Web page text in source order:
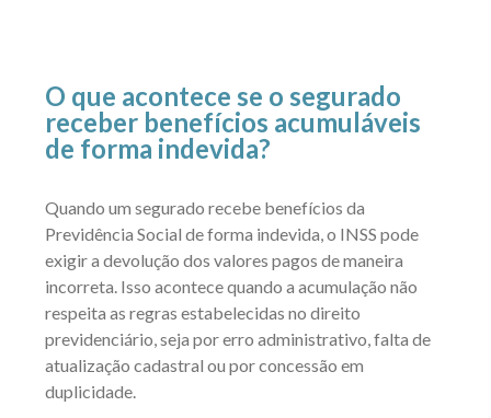
O que acontece se o segurado
receber benefícios acumuláveis
de forma indevida?
Quando um segurado recebe benefícios da
Previdência Social de forma indevida, o INSS pode
exigir a devolução dos valores pagos de maneira
incorreta. Isso acontece quando a acumulação não
respeita as regras estabelecidas no direito
previdenciário, seja por erro administrativo, falta de
atualização cadastral ou por concessão em
duplicidade.